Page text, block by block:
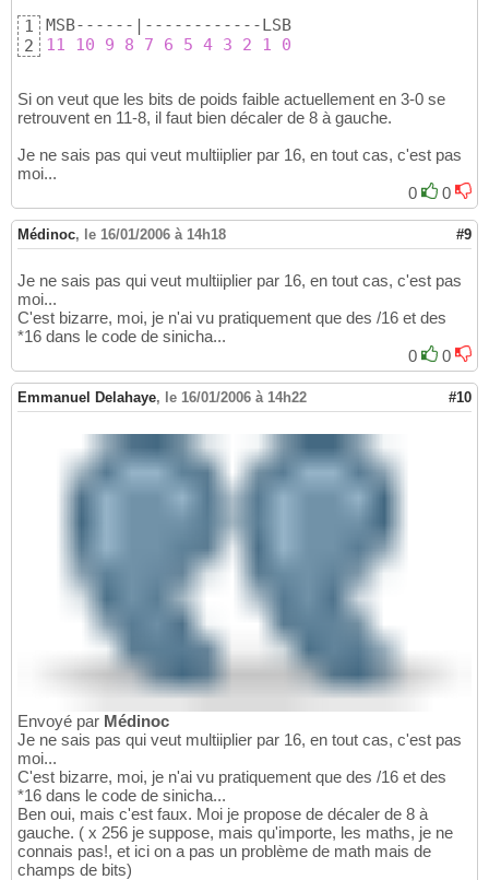
1
2
11
10 9 8 7 6 5 4 3 2 1 0
Si on veut que les bits de poids faible actuellement en 3-0 se
retrouvent en 11-8, il faut bien décaler de 8 à gauche.
Je ne sais pas qui veut multiiplier par 16, en tout cas, c'est pas
moi...
0
0
Médinoc, le 16/01/2006 à 14h18 #9
Je ne sais pas qui veut multiiplier par 16, en tout cas, c'est pas
moi...
C'est bizarre, moi, je n'ai vu pratiquement que des /16 et des
*16 dans le code de sinicha...
0
0
Emmanuel Delahaye, le 16/01/2006 à 14h22 #10
Envoyé par Médinoc
Je ne sais pas qui veut multiiplier par 16, en tout cas, c'est pas
moi...
C'est bizarre, moi, je n'ai vu pratiquement que des /16 et des
*16 dans le code de sinicha...
Ben oui, mais c'est faux. Moi je propose de décaler de 8 à
gauche. ( x 256 je suppose, mais qu'importe, les maths, je ne
connais pas!, et ici on a pas un problème de math mais de
champs de bits)